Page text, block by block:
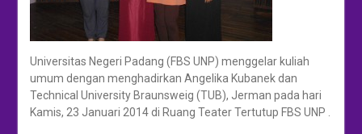
Universitas Negeri Padang (FBS UNP) menggelar kuliah
umum dengan menghadirkan Angelika Kubanek dan
Technical University Braunsweig (TUB), Jerman pada hari
Kamis, 23 Januari 2014 di Ruang Teater Tertutup FBS UNP .